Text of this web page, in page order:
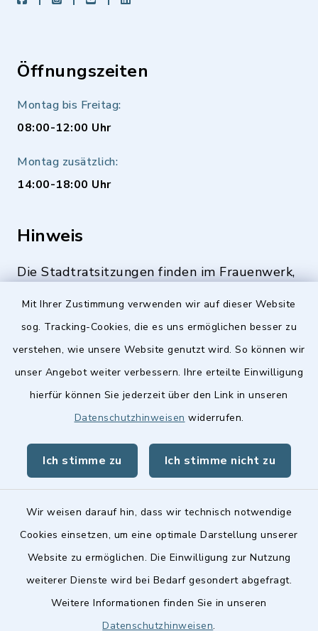
Mit Ihrer Zustimmung verwenden wir auf dieser Website
sog. Tracking-Cookies, die es uns ermöglichen besser zu
verstehen, wie unsere Website genutzt wird. So können wir
unser Angebot weiter verbessern. Ihre erteilte Einwilligung
hierfür können Sie jederzeit über den Link in unseren
Datenschutzhinweisen widerrufen.
Ich stimme zu Ich stimme nicht zu
Wir weisen darauf hin, dass wir technisch notwendige
Cookies einsetzen, um eine optimale Darstellung unserer
Website zu ermöglichen. Die Einwilligung zur Nutzung
weiterer Dienste wird bei Bedarf gesondert abgefragt.
Weitere Informationen finden Sie in unseren
Datenschutzhinweisen.
Öffnungszeiten
Montag bis Freitag:
08:00-12:00 Uhr
Montag zusätzlich:
14:00-18:00 Uhr
Hinweis
Die Stadtratsitzungen finden im Frauenwerk,
Quicklinks
Stellenangebote
Landkreis Fürth
Barrierefreiheit